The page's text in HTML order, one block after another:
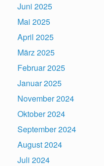
Juni 2025
Mai 2025
April 2025
März 2025
Februar 2025
Januar 2025
November 2024
Oktober 2024
September 2024
August 2024
Juli 2024